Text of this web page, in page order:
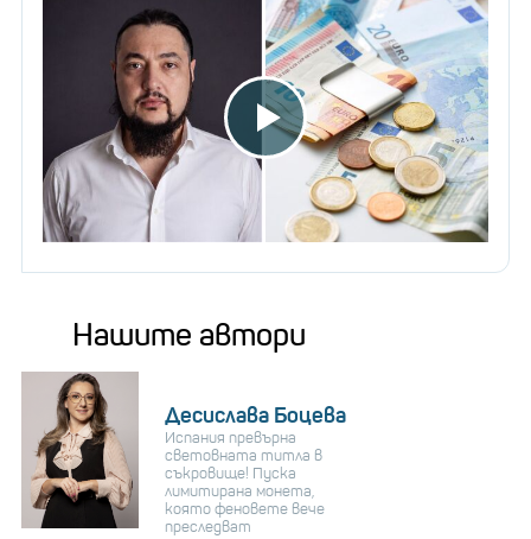
Нашите автори
Десислава Боцева
Испания превърна
световната титла в
съкровище! Пуска
лимитирана монета,
която феновете вече
преследват